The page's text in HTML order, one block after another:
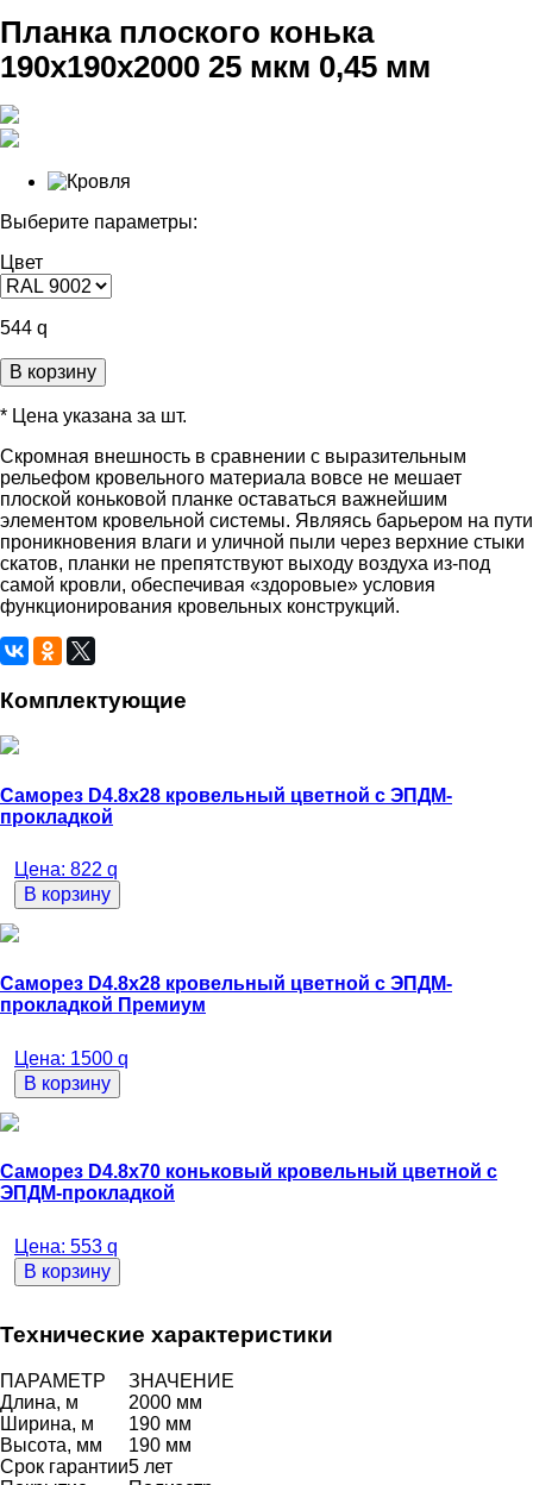
Планка плоского конька
190х190х2000 25 мкм 0,45 мм
Выберите параметры:
Цвет
544 q
В корзину
* Цена указана за шт.
Скромная внешность в сравнении с выразительным
рельефом кровельного материала вовсе не мешает
плоской коньковой планке оставаться важнейшим
элементом кровельной системы. Являясь барьером на пути
проникновения влаги и уличной пыли через верхние стыки
скатов, планки не препятствуют выходу воздуха из-под
самой кровли, обеспечивая «здоровые» условия
функционирования кровельных конструкций.
Комплектующие
Саморез D4.8х28 кровельный цветной с ЭПДМ-
прокладкой
Цена: 822 q
В корзину
Саморез D4.8х28 кровельный цветной с ЭПДМ-
прокладкой Премиум
Цена: 1500 q
В корзину
Саморез D4.8х70 коньковый кровельный цветной с
ЭПДМ-прокладкой
Цена: 553 q
В корзину
Технические характеристики
ПАРАМЕТР
ЗНАЧЕНИЕ
Длина, м
2000 мм
Ширина, м
190 мм
Высота, мм
190 мм
Срок гарантии5 лет